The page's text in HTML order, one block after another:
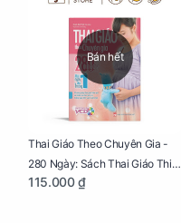
Bán hết
Thai Giáo Theo Chuyên Gia -
280 Ngày: Sách Thai Giáo Thiết
Thực Nhất Cho Mẹ Bầu
115.000 ₫